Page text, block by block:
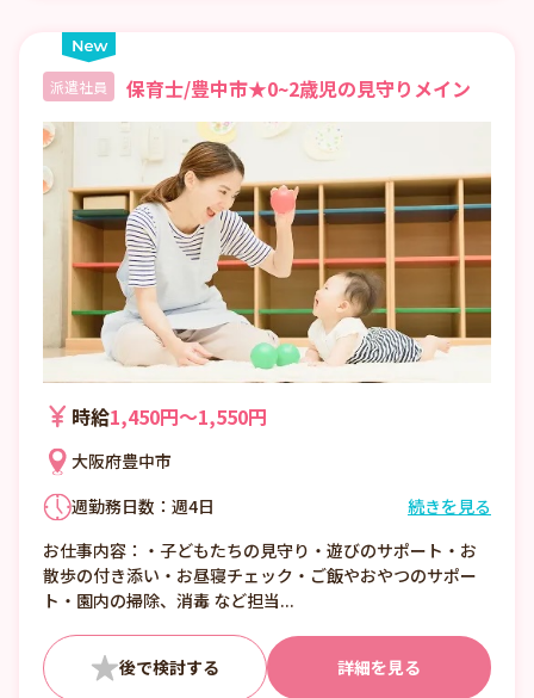
派遣社員 保育士/豊中市★0~2歳児の見守りメイン
時給1,450円〜1,550円
大阪府豊中市
週勤務日数：週4日
②8:00〜17:00 （休憩1:00）
③12:00〜21:00 （休憩1:00）
■日数・曜日・時間帯相談可
■曜日・時間帯は固定可
続きを見る
お仕事内容：・子どもたちの見守り・遊びのサポート・お
散歩の付き添い・お昼寝チェック・ご飯やおやつのサポー
ト・園内の掃除、消毒 など担当...
詳細を見る